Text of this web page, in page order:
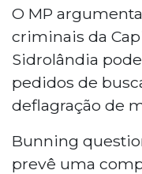
O MP
criminais da
Sidrolândia
pedidos de
deflagração de
Bunning
prevê uma